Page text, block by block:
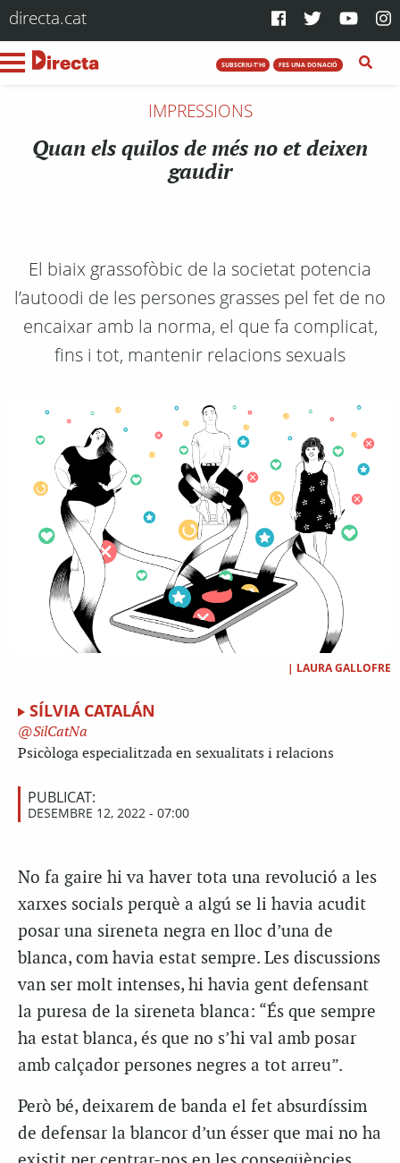
directa.cat
SUBSCRIU-T'HI FES UNA DONACIÓ
IMPRESSIONS
Quan els quilos de més no et deixen
gaudir
El biaix grassofòbic de la societat potencia
l’autoodi de les persones grasses pel fet de no
encaixar amb la norma, el que fa complicat,
fins i tot, mantenir relacions sexuals
| LAURA GALLOFRE
SÍLVIA CATALÁN
SilCatNa
Psicòloga especialitzada en sexualitats i relacions
PUBLICAT:
DESEMBRE 12, 2022 - 07:00
No fa gaire hi va haver tota una revolució a les
xarxes socials perquè a algú se li havia acudit
posar una sireneta negra en lloc d’una de
blanca, com havia estat sempre. Les discussions
van ser molt intenses, hi havia gent defensant
la puresa de la sireneta blanca: “És que sempre
ha estat blanca, és que no s’hi val amb posar
amb calçador persones negres a tot arreu”.
Però bé, deixarem de banda el fet absurdíssim
de defensar la blancor d’un ésser que mai no ha